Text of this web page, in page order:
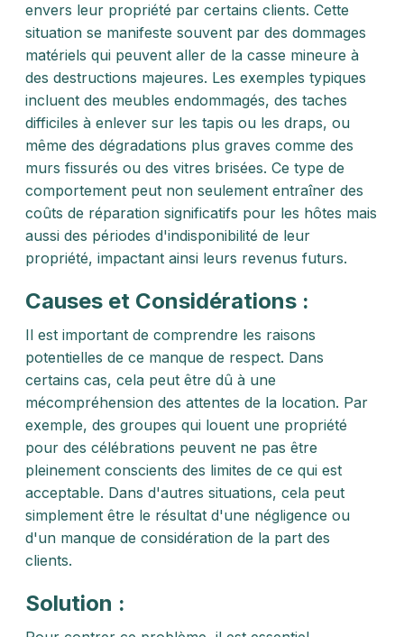
envers leur propriété par certains clients. Cette
situation se manifeste souvent par des dommages
matériels qui peuvent aller de la casse mineure à
des destructions majeures. Les exemples typiques
incluent des meubles endommagés, des taches
difficiles à enlever sur les tapis ou les draps, ou
même des dégradations plus graves comme des
murs fissurés ou des vitres brisées. Ce type de
comportement peut non seulement entraîner des
coûts de réparation significatifs pour les hôtes mais
aussi des périodes d'indisponibilité de leur
propriété, impactant ainsi leurs revenus futurs.
Causes et Considérations :
Il est important de comprendre les raisons
potentielles de ce manque de respect. Dans
certains cas, cela peut être dû à une
mécompréhension des attentes de la location. Par
exemple, des groupes qui louent une propriété
pour des célébrations peuvent ne pas être
pleinement conscients des limites de ce qui est
acceptable. Dans d'autres situations, cela peut
simplement être le résultat d'une négligence ou
d'un manque de considération de la part des
clients.
Solution :